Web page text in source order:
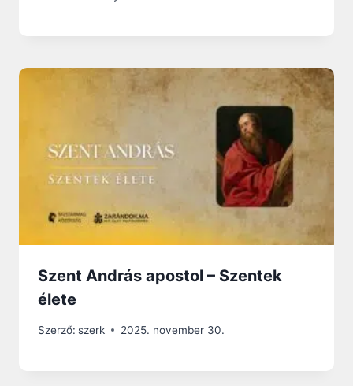
Szent András apostol – Szentek
élete
Szerző: szerk 2025. november 30.